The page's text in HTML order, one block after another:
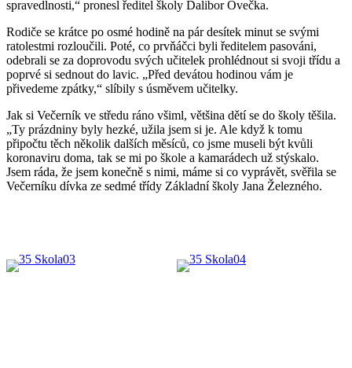
spravedlnosti,“ pronesl ředitel školy Dalibor Ovečka.
Rodiče se krátce po osmé hodině na pár desítek minut se svými
ratolestmi rozloučili. Poté, co prvňáčci byli ředitelem pasováni,
odebrali se za doprovodu svých učitelek prohlédnout si svoji třídu a
poprvé si sednout do lavic. „Před devátou hodinou vám je
přivedeme zpátky,“ slíbily s úsměvem učitelky.
Jak si Večerník ve středu ráno všiml, většina dětí se do školy těšila.
„Ty prázdniny byly hezké, užila jsem si je. Ale když k tomu
připočtu těch několik dalších měsíců, co jsme museli být kvůli
koronaviru doma, tak se mi po škole a kamarádech už stýskalo.
Jsem ráda, že jsem konečně s nimi, máme si co vyprávět, svěřila se
Večerníku dívka ze sedmé třídy Základní školy Jana Železného.